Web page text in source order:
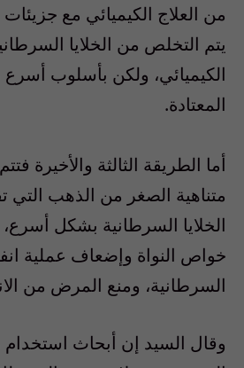
من العلاج الكيميائي مع جزيئات
يتم التخلص من الخلايا
الكيميائي، ولكن بأسلوب
المعتادة.
أما الطريقة الثالثة والأخيرة
متناهية الصغر من الذهب التي
الخلايا السرطانية بشكل أسرع،
خواص النواة وإضعاف عملية
السرطانية، ومنع المرض من
وقال السيد إن أبحاث